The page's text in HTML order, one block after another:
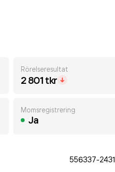
Rörelseresultat
2 801 tkr
Momsregistrering
Ja
556337-2431